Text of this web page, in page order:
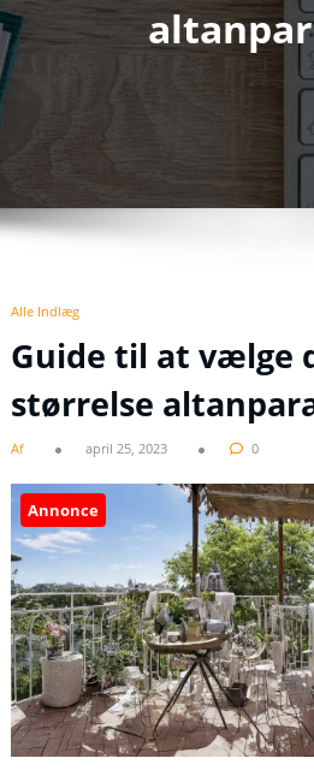
Alle Indlæg
Guide til at vælge
størrelse
Af april 25, 2023 0
Annonce